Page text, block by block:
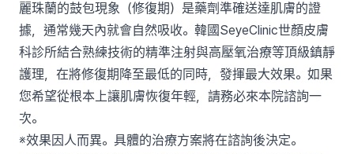
麗珠蘭的鼓包現象（修復期）是藥劑準確送達肌膚的證
據，通常幾天內就會自然吸收。韓國SeyeClinic世顏皮膚
科診所結合熟練技術的精準注射與高壓氧治療等頂級鎮靜
護理，在將修復期降至最低的同時，發揮最大效果。如果
您希望從根本上讓肌膚恢復年輕，請務必來本院諮詢一
次。
※效果因人而異。具體的治療方案將在諮詢後決定。